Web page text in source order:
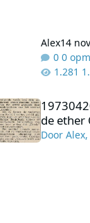
Alex14
0
de ether
Door Alex,